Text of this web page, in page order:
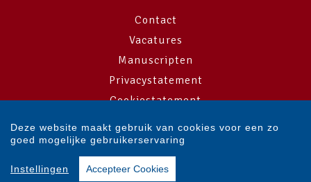
Contact
Vacatures
Manuscripten
Privacystatement
Cookiestatement
Copyright © 2007-2026 Overamstel Uitgevers - Alle rechten voorbehouden
- Ontwerp door
Deze website maakt gebruik van cookies voor een zo
goed mogelijke gebruikerservaring
Instellingen Accepteer Cookies